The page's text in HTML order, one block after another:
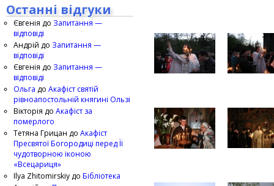
Останні відгуки
Євгенія до Запитання —
відповіді
Андрій до Запитання —
відповіді
Євгенія до Запитання —
відповіді
Ольга до Акафіст святій
рівноапостольній княгині Ользі
Вікторія до Акафіст за
померлого
Тетяна Грицан до Акафіст
Пресвятої Богородиці перед Її
чудотворною іконою
«Всецариця»
Ilya Zhitomirskiy до Бібліотека